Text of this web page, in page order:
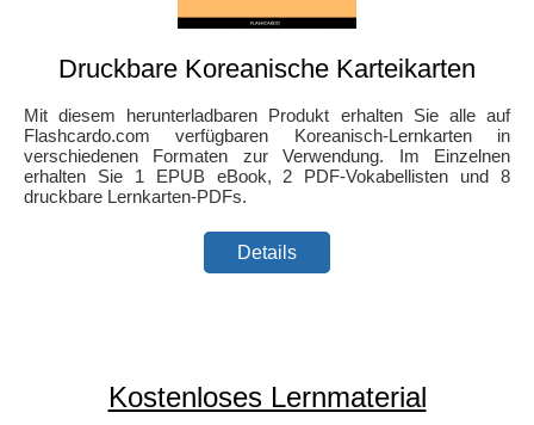
Druckbare Koreanische Karteikarten
Mit diesem herunterladbaren Produkt erhalten Sie alle auf
Flashcardo.com verfügbaren Koreanisch-Lernkarten in
verschiedenen Formaten zur Verwendung. Im Einzelnen
erhalten Sie 1 EPUB eBook, 2 PDF-Vokabellisten und 8
druckbare Lernkarten-PDFs.
Details
Kostenloses Lernmaterial